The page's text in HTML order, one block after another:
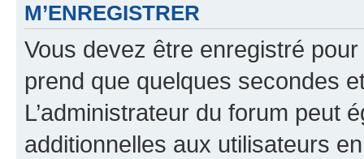
M’ENREGISTRER
Vous devez être enregistré
prend que quelques secondes
L’administrateur du forum peut
additionnelles aux utilisateurs